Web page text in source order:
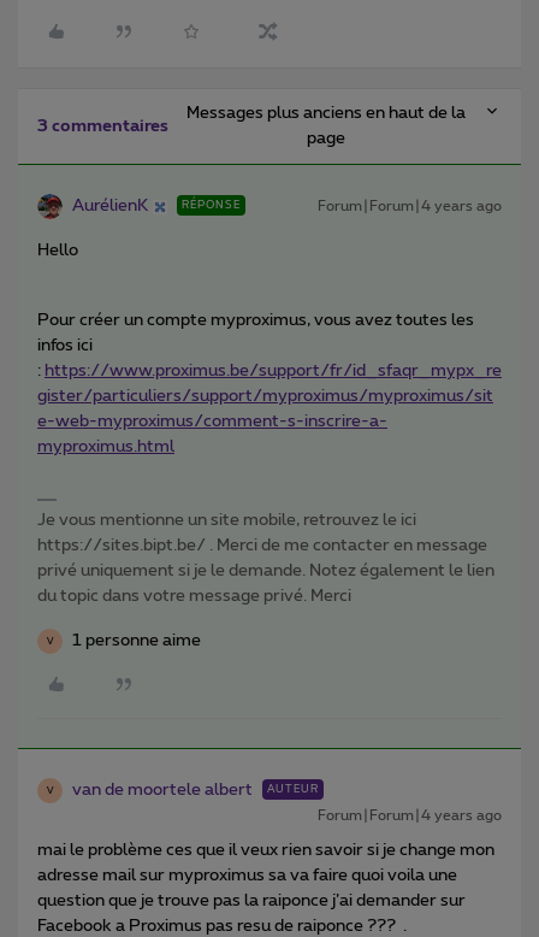
3 commentaires
Messages plus anciens en haut de la
page
AurélienK RÉPONSE Forum|Forum|4 years ago
Hello
Pour créer un compte myproximus, vous avez toutes les
infos ici
: https://www.proximus.be/support/fr/id_sfaqr_mypx_re
gister/particuliers/support/myproximus/myproximus/sit
e-web-myproximus/comment-s-inscrire-a-
myproximus.html
Je vous mentionne un site mobile, retrouvez le ici
https://sites.bipt.be/ . Merci de me contacter en message
privé uniquement si je le demande. Notez également le lien
du topic dans votre message privé. Merci
V 1 personne aime
V van de moortele albert AUTEUR
Forum|Forum|4 years ago
mai le problème ces que il veux rien savoir si je change mon
adresse mail sur myproximus sa va faire quoi voila une
question que je trouve pas la raiponce j’ai demander sur
Facebook a Proximus pas resu de raiponce ??? .